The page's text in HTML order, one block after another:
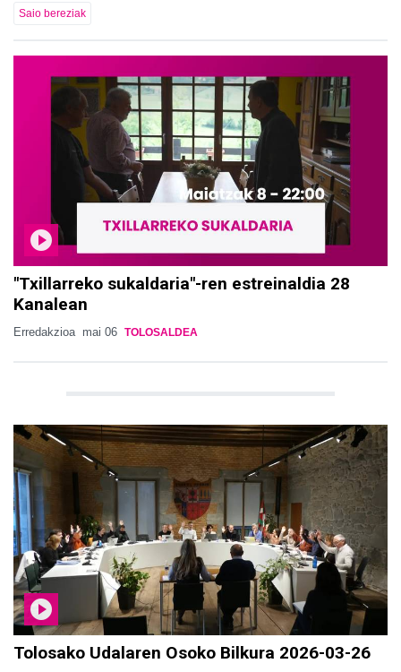
Saio bereziak
"Txillarreko sukaldaria"-ren estreinaldia 28
Kanalean
Erredakzioa mai 06 TOLOSALDEA
Tolosako Udalaren Osoko Bilkura 2026-03-26